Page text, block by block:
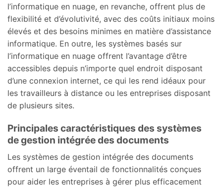
l’informatique en nuage, en revanche, offrent plus de
flexibilité et d’évolutivité, avec des coûts initiaux moins
élevés et des besoins minimes en matière d’assistance
informatique. En outre, les systèmes basés sur
l’informatique en nuage offrent l’avantage d’être
accessibles depuis n’importe quel endroit disposant
d’une connexion internet, ce qui les rend idéaux pour
les travailleurs à distance ou les entreprises disposant
de plusieurs sites.
Principales caractéristiques des systèmes
de gestion intégrée des documents
Les systèmes de gestion intégrée des documents
offrent un large éventail de fonctionnalités conçues
pour aider les entreprises à gérer plus efficacement